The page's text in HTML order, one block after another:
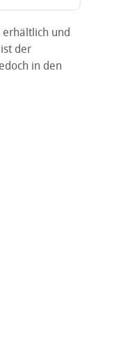
erhältlich und
der
in den